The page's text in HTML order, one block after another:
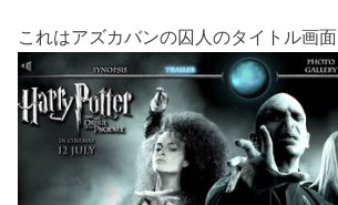
これはアズカバンの囚人のタイトル画面